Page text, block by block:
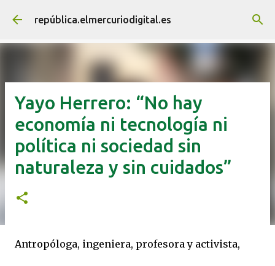
Ir al contenido principal
república.elmercuriodigital.es
Yayo Herrero: “No hay
economía ni tecnología ni
política ni sociedad sin
naturaleza y sin cuidados”
Antropóloga, ingeniera, profesora y activista,